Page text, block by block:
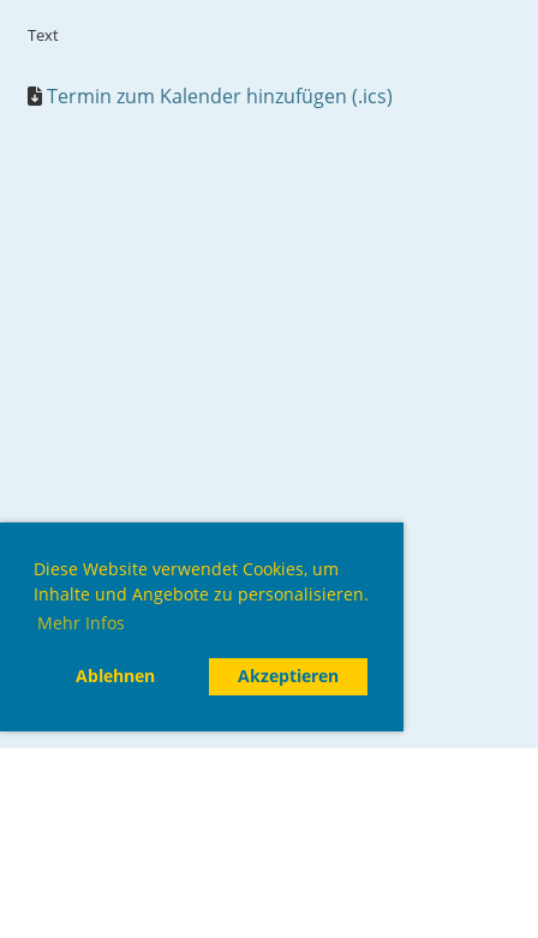
Diese Website verwendet Cookies, um
Inhalte und Angebote zu personalisieren.
Mehr Infos
Ablehnen Akzeptieren
Text
Termin zum Kalender hinzufügen (.ics)